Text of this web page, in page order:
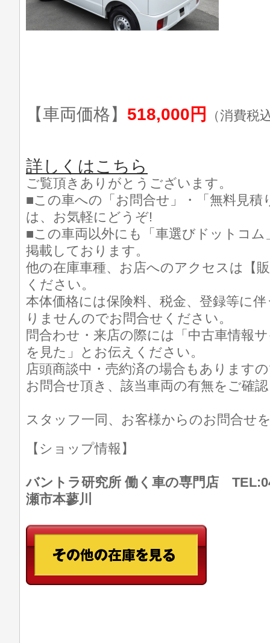
【車両価格】 518,000円 （消費税
詳しくはこちら
ご覧頂きありがとうございます。
■この車への「お問合せ」・「無料見積
は、お気軽にどうぞ!
■この車両以外にも「車選びドットコ
掲載しております。
他の在庫車種、お店へのアクセスは【
ください。
本体価格には保険料、税金、登録等に
りませんのでお問合せください。
問合わせ・来店の際には「中古車情報
を見た」とお伝えください。
店頭商談中・売約済の場合もあります
お問合せ頂き、該当車両の有無をご確
スタッフ一同、お客様からのお問合せ
【ショップ情報】
バントラ研究所 働く車の専門店
瀬市本蓼川